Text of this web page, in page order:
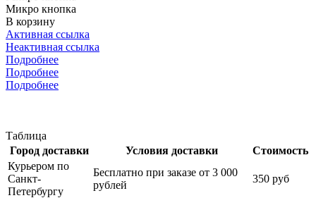
Микро кнопка
В корзину
Активная ссылка
Неактивная ссылка
Подробнее
Подробнее
Подробнее
Таблица
Город доставки
Условия доставки
Стоимость
Курьером по
Санкт-
Петербургу
Бесплатно при заказе от 3 000
рублей
350 руб